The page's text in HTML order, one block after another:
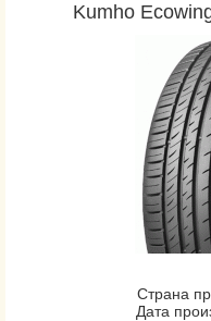
Kumho
Страна
Дата